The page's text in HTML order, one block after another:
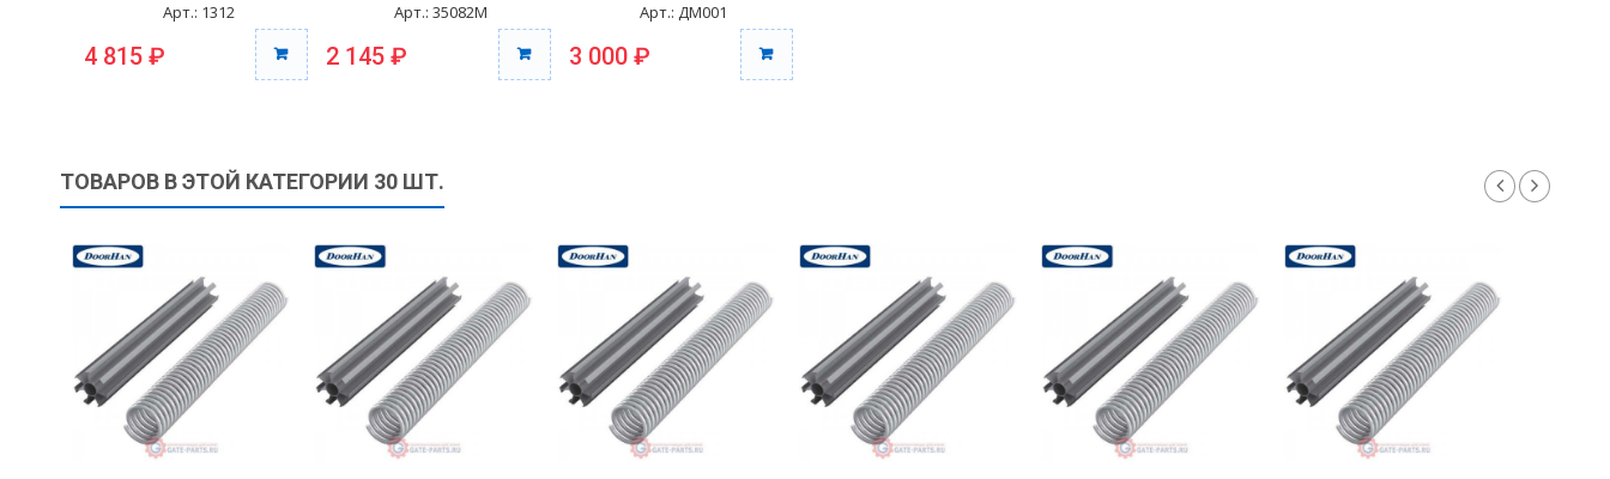
Арт.: 1312
4 815 ₽
Арт.: 35082M
2 145 ₽
Арт.: ДМ001
3 000 ₽
ТОВАРОВ В ЭТОЙ КАТЕГОРИИ 30 ШТ.